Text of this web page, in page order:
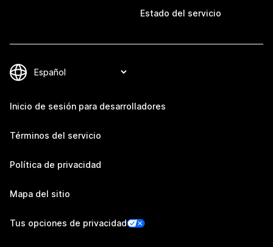
Estado del servicio
Inicio de sesión para desarrolladores
Términos del servicio
Política de privacidad
Mapa del sitio
Tus opciones de privacidad